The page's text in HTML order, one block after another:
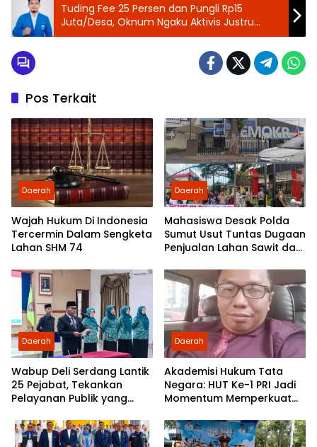
‎Tuding Fee 25 Persen dan Pungli Rp15
Juta/Desa, Oknum Ngaku Aktivis Justru
Resahkan Warga dan Diduga Lakukan
Pos Terkait
Daerah
Wajah Hukum Di Indonesia
Tercermin Dalam Sengketa
Lahan SHM 74
Daerah
Mahasiswa Desak Polda
Sumut Usut Tuntas Dugaan
Penjualan Lahan Sawit dan
Partai Demokrat Sumut
Daerah
Wabup Deli Serdang Lantik
25 Pejabat, Tekankan
Pelayanan Publik yang
Daerah
Akademisi Hukum Tata
Negara: HUT Ke-1 PRI Jadi
Momentum Memperkuat
Pengabdian kepada
Rakyat